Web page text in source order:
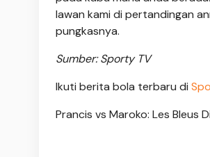
lawan kami di pertandingan
pungkasnya.
Sumber: Sporty TV
Ikuti berita bola terbaru di
Prancis vs Maroko: Les Bleus